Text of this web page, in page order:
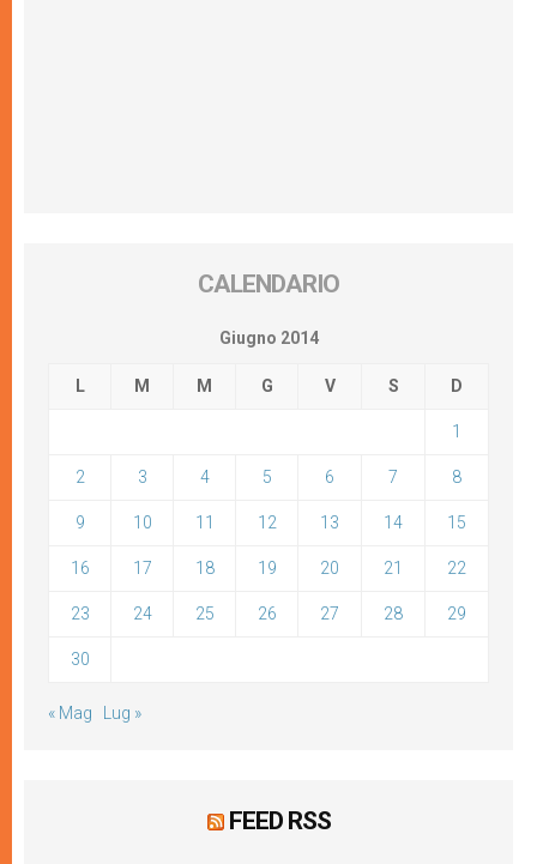
CALENDARIO
Giugno 2014
L M M G V S D
1
2 3 4 5 6 7 8
9 10 11 12 13 14 15
16 17 18 19 20 21 22
23 24 25 26 27 28 29
30
« Mag Lug »
FEED RSS